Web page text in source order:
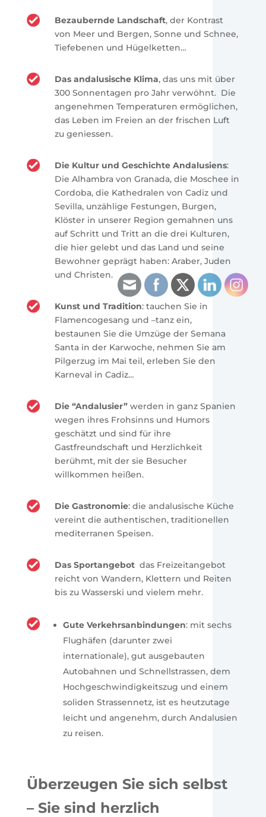
Bezaubernde Landschaft, der Kontrast
von Meer und Bergen, Sonne und Schnee,
Tiefebenen und Hügelketten…
Das andalusische Klima, das uns mit über
300 Sonnentagen pro Jahr verwöhnt. Die
angenehmen Temperaturen ermöglichen,
das Leben im Freien an der frischen Luft
zu geniessen.
Die Kultur und Geschichte Andalusiens:
Die Alhambra von Granada, die Moschee in
Cordoba, die Kathedralen von Cadiz und
Sevilla, unzählige Festungen, Burgen,
Klöster in unserer Region gemahnen uns
auf Schritt und Tritt an die drei Kulturen,
die hier gelebt und das Land und seine
Bewohner geprägt haben: Araber, Juden
und Christen.
Kunst und Tradition: tauchen Sie in
Flamencogesang und –tanz ein,
bestaunen Sie die Umzüge der Semana
Santa in der Karwoche, nehmen Sie am
Pilgerzug im Mai teil, erleben Sie den
Karneval in Cadiz…
Die “Andalusier” werden in ganz Spanien
wegen ihres Frohsinns und Humors
geschätzt und sind für ihre
Gastfreundschaft und Herzlichkeit
berühmt, mit der sie Besucher
willkommen heißen.
Die Gastronomie: die andalusische Küche
vereint die authentischen, traditionellen
mediterranen Speisen.
Das Sportangebot das Freizeitangebot
reicht von Wandern, Klettern und Reiten
bis zu Wasserski und vielem mehr.
Gute Verkehrsanbindungen: mit sechs
Flughäfen (darunter zwei
internationale), gut ausgebauten
Autobahnen und Schnellstrassen, dem
Hochgeschwindigkeitszug und einem
soliden Strassennetz, ist es heutzutage
leicht und angenehm, durch Andalusien
zu reisen.
Überzeugen Sie sich selbst
– Sie sind herzlich